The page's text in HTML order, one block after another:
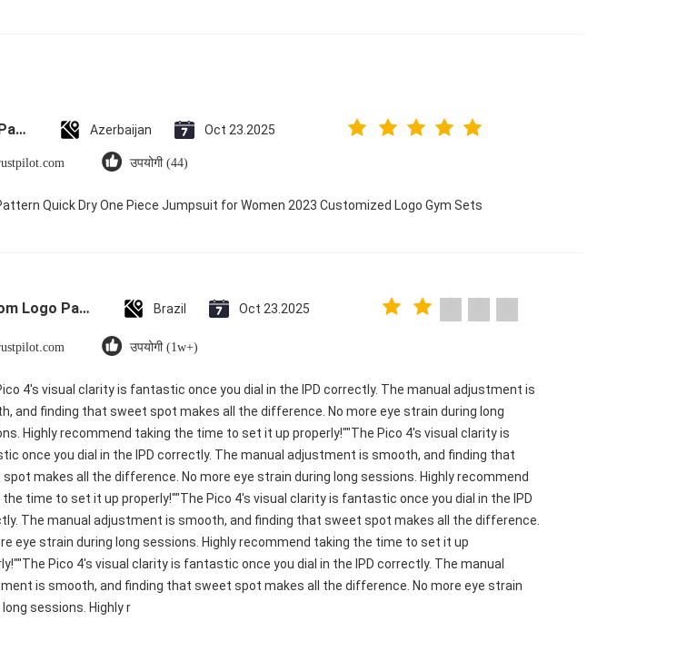
Custom Logo Paper Cardboard Packing Folding White / Black / Rose Gold Luxury Magnetic Gift Box with Ribbon Closure Azerbaijan Oct 23.2025
उपयोगी (44)
Quick Dry One Piece Jumpsuit for Women 2023 Customized Logo Gym Sets
Custom Logo Paper Cardboard Packing Folding White / Black / Rose Gold Luxury Magnetic Gift Box with Ribbon Closure Brazil Oct 23.2025
उपयोगी (1w+)
4's visual clarity is fantastic once you dial in the IPD correctly. The manual adjustment is
and finding that sweet spot makes all the difference. No more eye strain during long
Highly recommend taking the time to set it up properly!""The Pico 4's visual clarity is
once you dial in the IPD correctly. The manual adjustment is smooth, and finding that
makes all the difference. No more eye strain during long sessions. Highly recommend
the time to set it up properly!""The Pico 4's visual clarity is fantastic once you dial in the IPD
The manual adjustment is smooth, and finding that sweet spot makes all the difference.
eye strain during long sessions. Highly recommend taking the time to set it up
Pico 4's visual clarity is fantastic once you dial in the IPD correctly. The manual
is smooth, and finding that sweet spot makes all the difference. No more eye strain
sessions. Highly r